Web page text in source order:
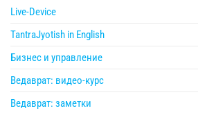
Live-Device
TantraJyotish in English
Бизнес и управление
Ведаврат: видео-курс
Ведаврат: заметки